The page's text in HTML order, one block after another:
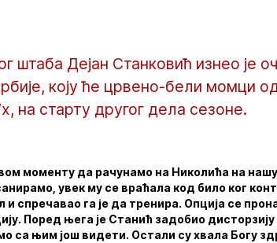
штаба Дејан Станковић изнео је
коју ће црвено-бели момци
на старту другог дела сезоне.
моменту да рачунамо на Николића на
увек му се враћала код било ког
и спречавао га је да тренира. Опција се
Поред њега је Станић задобио
са њим још видети. Остали су хвала Богу